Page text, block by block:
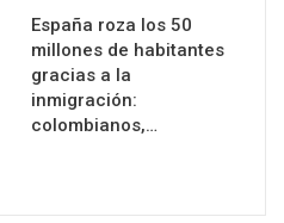
España roza los 50
millones de habitantes
gracias a la
inmigración:
colombianos,…